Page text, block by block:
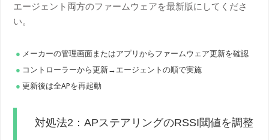
エージェント両方のファームウェアを最新版にしてくださ
い。
メーカーの管理画面またはアプリからファームウェア更新を確認
コントローラーから更新→エージェントの順で実施
更新後は全APを再起動
対処法2：APステアリングのRSSI閾値を調整